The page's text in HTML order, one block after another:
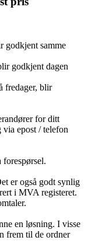
godkjent samme
godkjent dagen
fredager, blir
for ditt
via epost / telefon
er også godt synlig
i MVA registeret.
en løsning. I visse
frem til de ordner